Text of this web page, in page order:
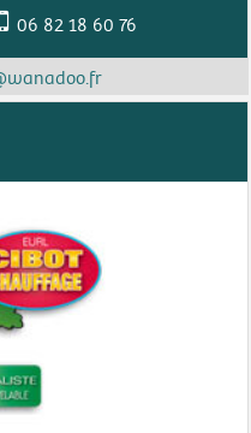
06 82 18 60 76